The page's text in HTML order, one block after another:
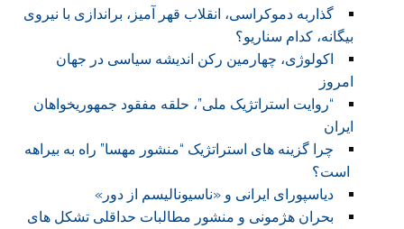
گذاربه دموکراسی، انقلاب قهر آمیز، براندازی با نیروی
بیگانه، کدام سناریو؟
اکولوژی، چهارمین رکن اندیشه سیاسی در جهان
امروز
“روایت استراتژیک ملی”، حلقه مفقود جمهوریخواهان
ایران
چرا گزینه های استراتژیک “منشور مهسا” راه به بیراهه
است؟
دیاسپورای ایرانی و «ناسیونالیسم از دور»
بحران هژمونی و منشور مطالبات حداقلی تشکل های